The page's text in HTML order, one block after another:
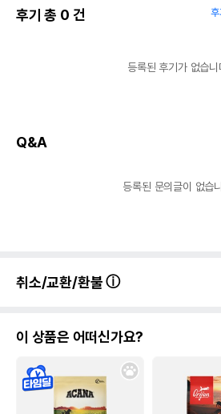
후기 총 0 건
등록된 후기가 없습니
Q&A
등록된 문의글이 없습
취소/교환/환불
이 상품은 어떠신가요?